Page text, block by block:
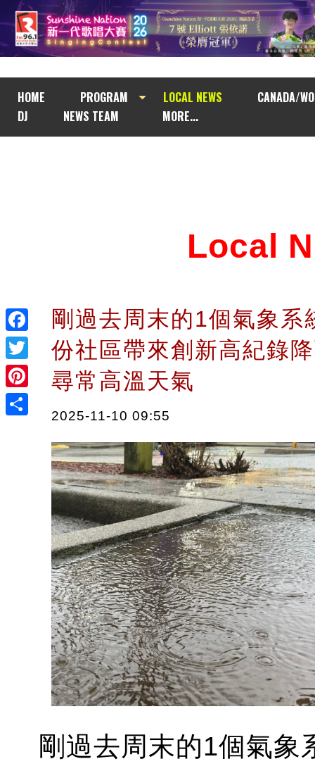
HOME PROGRAM LOCAL NEWS
CANADA/
DJ
NEWS TEAM MORE...
Facebook
Twitter
Pinterest
Local
剛過去周末的1個氣象系
份社區帶來創新高紀錄
尋常高溫天氣
2025-11-10 09:55
剛過去周末的1個氣象